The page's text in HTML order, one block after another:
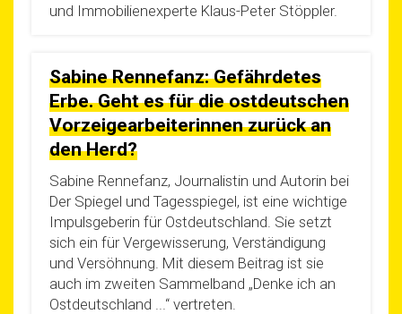
und Immo­bi­li­en­ex­per­te Klaus-Peter Stöppler.
Sabine Rennefanz: Gefährdetes
Erbe. Geht es für die ostdeutschen
Vorzeigearbeiterinnen zurück an
den Herd?
Sabi­ne Renne­fanz, Jour­na­lis­tin und Autorin bei
Der Spie­gel und Tages­spie­gel, ist eine wich­ti­ge
Impuls­ge­be­rin für Ost­deutsch­land. Sie setzt
sich ein für Ver­ge­wis­se­rung, Ver­stän­di­gung
und Ver­söh­nung. Mit die­sem Bei­trag ist sie
auch im zwei­ten Sam­mel­band „Den­ke ich an
Ost­deutsch­land ...“ vertreten.